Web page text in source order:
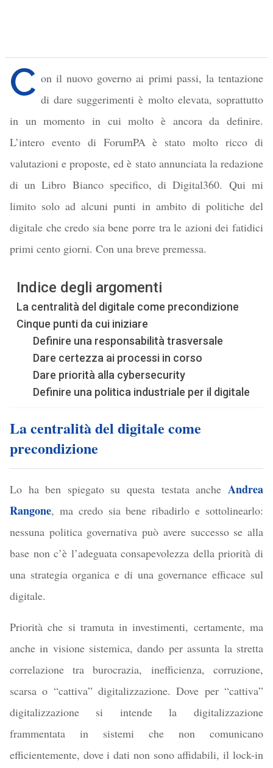
C on il nuovo governo ai primi passi, la tentazione
di dare suggerimenti è molto elevata, soprattutto
in un momento in cui molto è ancora da definire.
L’intero evento di ForumPA è stato molto ricco di
valutazioni e proposte, ed è stato annunciata la redazione
di un Libro Bianco specifico, di Digital360. Qui mi
limito solo ad alcuni punti in ambito di politiche del
digitale che credo sia bene porre tra le azioni dei fatidici
primi cento giorni. Con una breve premessa.
Indice degli argomenti
La centralità del digitale come precondizione
Cinque punti da cui iniziare
Definire una responsabilità trasversale
Dare certezza ai processi in corso
Dare priorità alla cybersecurity
Definire una politica industriale per il digitale
La centralità del digitale come
precondizione
Lo ha ben spiegato su questa testata anche Andrea
Rangone, ma credo sia bene ribadirlo e sottolinearlo:
nessuna politica governativa può avere successo se alla
base non c’è l’adeguata consapevolezza della priorità di
una strategia organica e di una governance efficace sul
digitale.
Priorità che si tramuta in investimenti, certamente, ma
anche in visione sistemica, dando per assunta la stretta
correlazione tra burocrazia, inefficienza, corruzione,
scarsa o “cattiva” digitalizzazione. Dove per “cattiva”
digitalizzazione si intende la digitalizzazione
frammentata in sistemi che non comunicano
efficientemente, dove i dati non sono affidabili, il lock-in